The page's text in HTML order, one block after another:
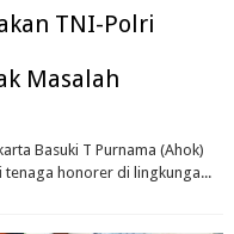
TNI-Polri
Masalah
Basuki T Purnama (Ahok)
tenaga honorer di lingkunga...